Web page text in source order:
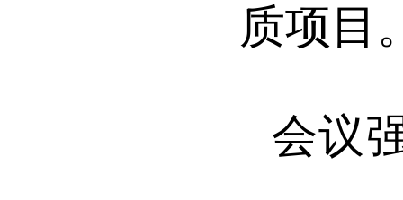
质项目
会议